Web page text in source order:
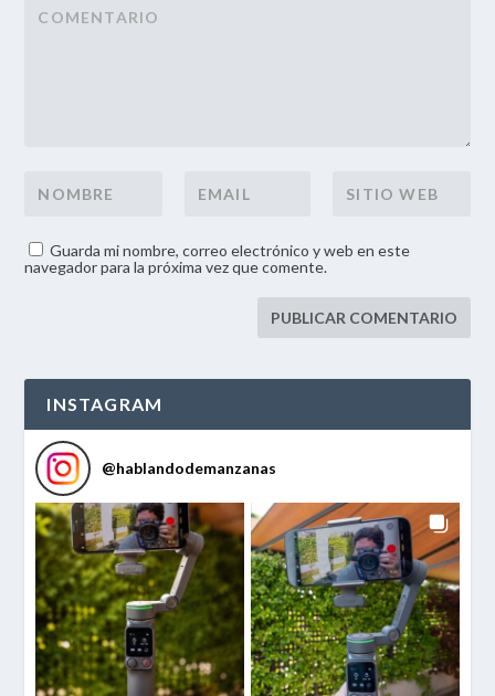
Guarda mi nombre, correo electrónico y web en este
navegador para la próxima vez que comente.
INSTAGRAM
@hablandodemanzanas